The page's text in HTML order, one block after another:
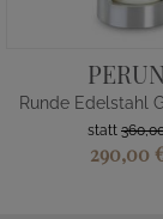
Runde Edelstahl
statt
290,00